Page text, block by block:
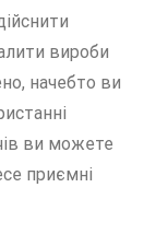
вироби
начебто ви
ви можете
приємні